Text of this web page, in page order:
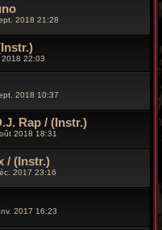
2018 21:28
22:03
2018 10:37
Rap / (Instr.)
2018 18:31
/ (Instr.)
2017 23:16
2017 16:23